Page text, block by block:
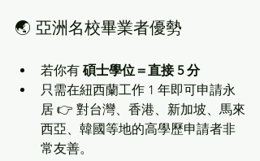
🌏 亞洲名校畢業者優勢
若你有 碩士學位＝直接 5 分
只需在紐西蘭工作 1 年即可申請永
居 👉 對台灣、香港、新加坡、馬來
西亞、韓國等地的高學歷申請者非
常友善。